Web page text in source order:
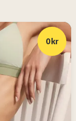
0 kr